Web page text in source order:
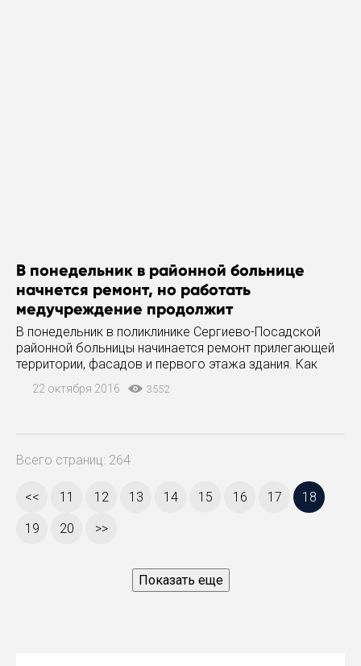
В понедельник в районной больнице
начнется ремонт, но работать
медучреждение продолжит
В понедельник в поликлинике Сергиево-Посадской
районной больницы начинается ремонт прилегающей
территории, фасадов и первого этажа здания. Как
района, работы по благоустройству планируют
22 октября 2016 3552
Всего страниц: 264
<< 11 12 13 14 15 16 17 18
19 20 >>
Показать еще